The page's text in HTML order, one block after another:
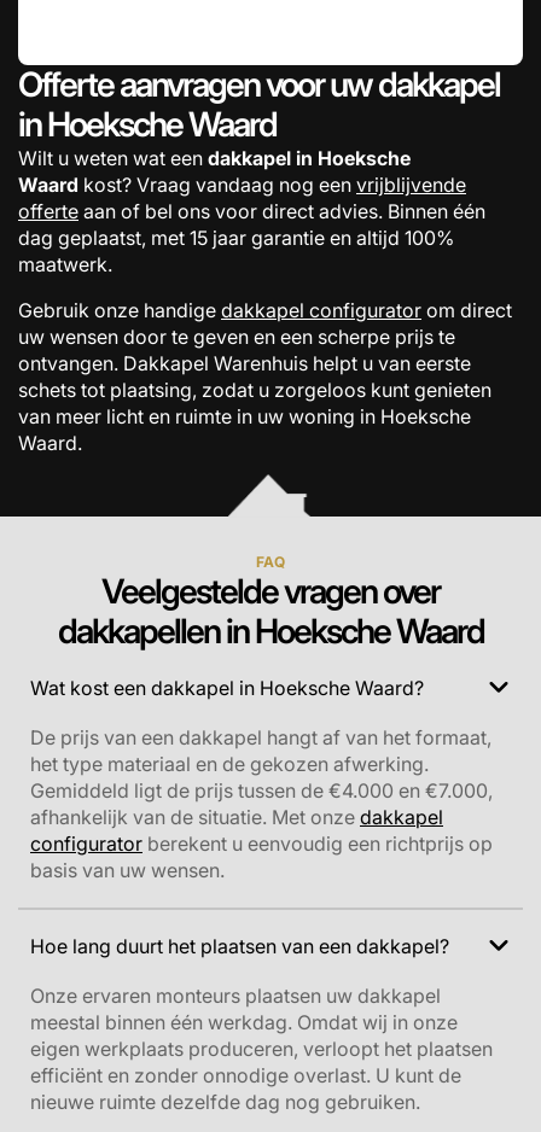
Offerte aanvragen voor uw dakkapel
in Hoeksche Waard
Wilt u weten wat een dakkapel in Hoeksche
Waard kost? Vraag vandaag nog een vrijblijvende
offerte aan of bel ons voor direct advies. Binnen één
dag geplaatst, met 15 jaar garantie en altijd 100%
maatwerk.
Gebruik onze handige dakkapel configurator om direct
uw wensen door te geven en een scherpe prijs te
ontvangen. Dakkapel Warenhuis helpt u van eerste
schets tot plaatsing, zodat u zorgeloos kunt genieten
van meer licht en ruimte in uw woning in Hoeksche
Waard.
FAQ
Veelgestelde vragen over
dakkapellen in Hoeksche Waard
Wat kost een dakkapel in Hoeksche Waard?
De prijs van een dakkapel hangt af van het formaat,
het type materiaal en de gekozen afwerking.
Gemiddeld ligt de prijs tussen de €4.000 en €7.000,
afhankelijk van de situatie. Met onze dakkapel
configurator berekent u eenvoudig een richtprijs op
basis van uw wensen.
Hoe lang duurt het plaatsen van een dakkapel?
Onze ervaren monteurs plaatsen uw dakkapel
meestal binnen één werkdag. Omdat wij in onze
eigen werkplaats produceren, verloopt het plaatsen
efficiënt en zonder onnodige overlast. U kunt de
nieuwe ruimte dezelfde dag nog gebruiken.